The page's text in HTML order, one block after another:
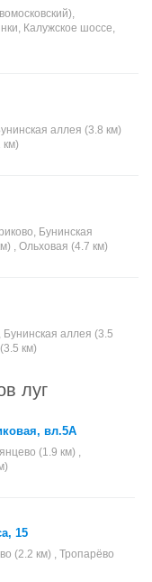
Калужское шоссе,
аллея (3.8 км)
км)
Бунинская
, Ольховая (4.7 км)
Бунинская аллея (3.5
км)
луг
вл.5А
(1.9 км) ,
15
(2.2 км) , Тропарёво